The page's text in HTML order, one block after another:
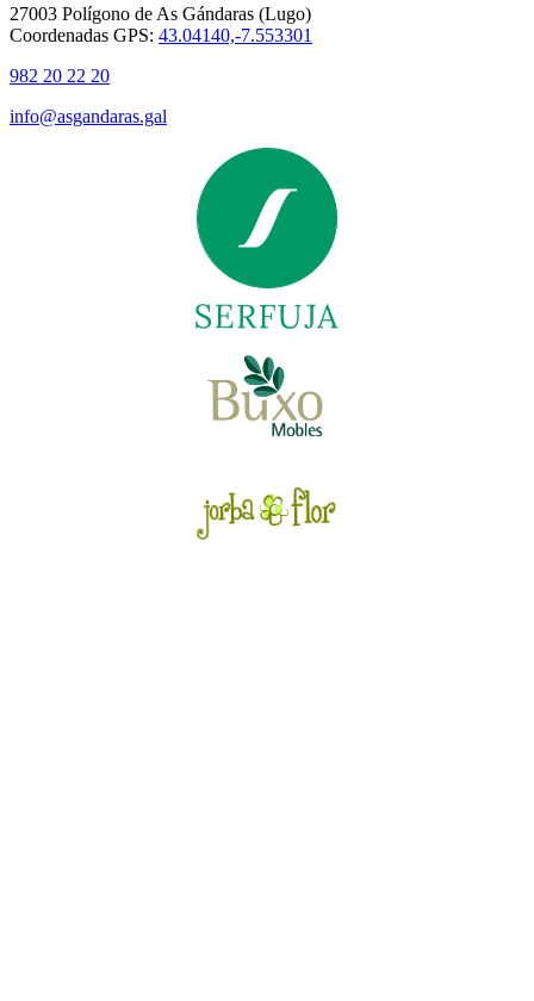
27003 Polígono de As Gándaras (Lugo)
Coordenadas GPS: 43.04140,-7.553301
982 20 22 20
info@asgandaras.gal